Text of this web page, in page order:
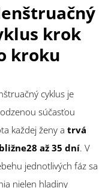
krok
kroku
cyklus je
súčasťou
každej ženy a trvá
28 až 35 dní. V
jednotlivých fáz sa
nielen hladiny